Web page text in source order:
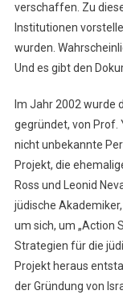
verschaffen. Zu
Institutionen
wurden.
Und es gibt den
Im Jahr 2002 wurde
gegründet, von Prof.
nicht unbekannte
Projekt, die
Ross und Leonid
jüdische
um sich, um „Action
Strategien für die
Projekt heraus
der Gründung von